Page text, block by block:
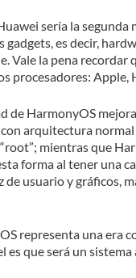
sería la
es decir,
Vale la pena recordar
procesadores: Apple,
de HarmonyOS
arquitectura
mientras que
forma al tener una
usuario y gráficos,
representa una era
es que será un